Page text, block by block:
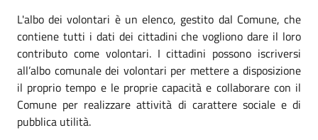
L'albo dei volontari è un elenco, gestito dal Comune, che
contiene tutti i dati dei cittadini che vogliono dare il loro
contributo come volontari. I cittadini possono iscriversi
all’albo comunale dei volontari per mettere a disposizione
il proprio tempo e le proprie capacità e collaborare con il
Comune per realizzare attività di carattere sociale e di
pubblica utilità.